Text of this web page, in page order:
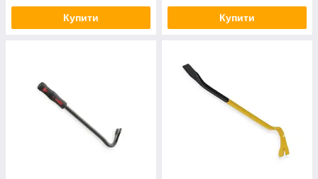
Купити Купити